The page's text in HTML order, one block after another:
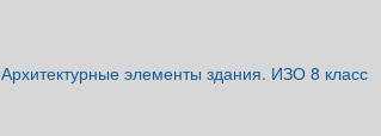
Архитектурные элементы здания. ИЗО 8 класс